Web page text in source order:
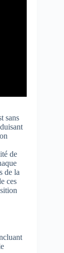
sans
de
de la
ces